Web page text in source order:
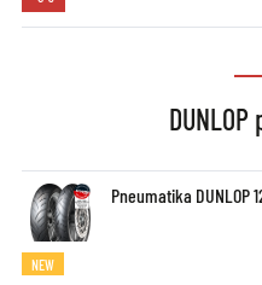
Pneumatika DUNLOP
NEW